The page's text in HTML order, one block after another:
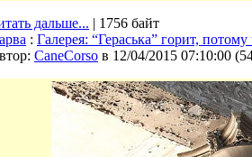
дальше... | 1756 байт
: Галерея: “Гераська” горит,
CaneCorso в 12/04/2015 07:10:00 (